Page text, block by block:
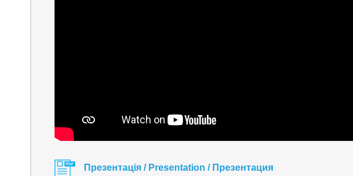
Презентація / Presentation / Презентация